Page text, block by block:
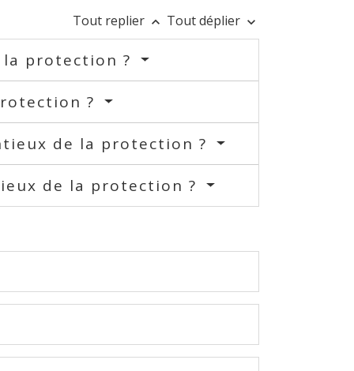
Tout replier keyboard_arrow_up Tout déplier keyboard_arrow_down
la protection ?
?
de la protection ?
de la protection ?